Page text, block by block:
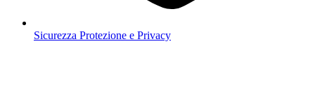
Sicurezza Protezione e Privacy